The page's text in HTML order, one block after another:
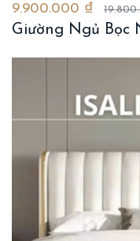
9.900.000 ₫
Giường Ngủ Bọc